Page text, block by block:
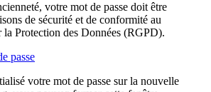
votre mot de passe doit être
de sécurité et de conformité au
la Protection des Données (RGPD).
passe
votre mot de passe sur la nouvelle